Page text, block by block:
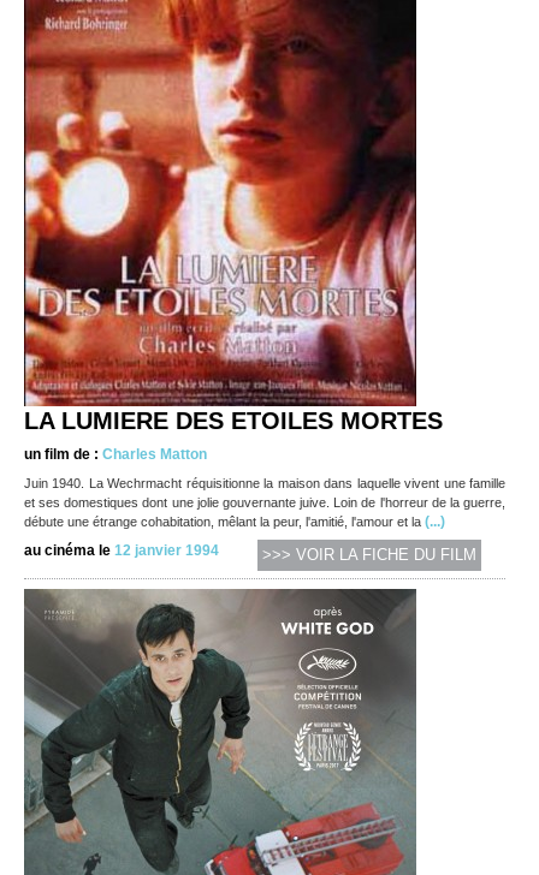
LA LUMIERE DES ETOILES MORTES
un film de : Charles Matton
Juin 1940. La Wechrmacht réquisitionne la maison dans laquelle vivent une famille
et ses domestiques dont une jolie gouvernante juive. Loin de l'horreur de la guerre,
débute une étrange cohabitation, mêlant la peur, l'amitié, l'amour et la (...)
au cinéma le 12 janvier 1994 >>> VOIR LA FICHE DU FILM